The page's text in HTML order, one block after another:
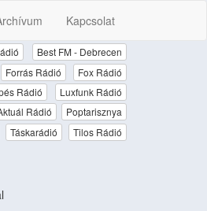
Kapcsolat
Best FM - Debrecen
Forrás Rádió
Fox Rádió
Rádió
Luxfunk Rádió
Rádió
Poptarisznya
Táskarádió
Tilos Rádió